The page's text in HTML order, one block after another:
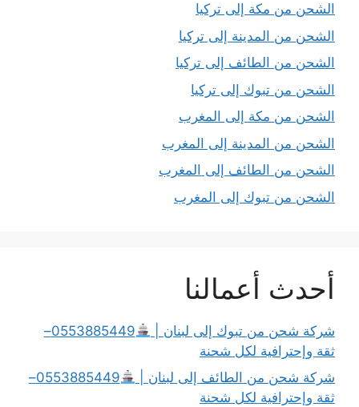
الشحن من مكة إلى تركيا
الشحن من المدينة إلى تركيا
الشحن من الطائف إلى تركيا
الشحن من تبوك إلى تركيا
الشحن من مكة إلى المغرب
الشحن من المدينة إلى المغرب
الشحن من الطائف إلى المغرب
الشحن من تبوك إلى المغرب
أحدث أعمالنا
شركة شحن من تبوك إلى لبنان |
0553885449–
ثقة وإحترافية لكل شحنة
شركة شحن من الطائف إلى لبنان |
0553885449–
ثقة وإحترافية لكل شحنة